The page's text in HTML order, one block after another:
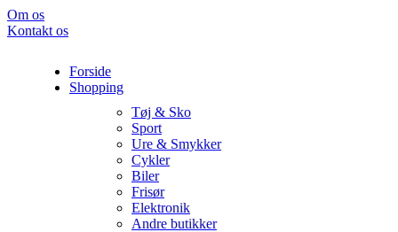
Om os
Kontakt os
Forside
Shopping
Tøj & Sko
Sport
Ure & Smykker
Cykler
Biler
Frisør
Elektronik
Andre butikker